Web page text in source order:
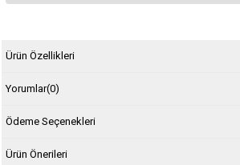
Ürün Özellikleri
Yorumlar(0)
Ödeme Seçenekleri
Ürün Önerileri